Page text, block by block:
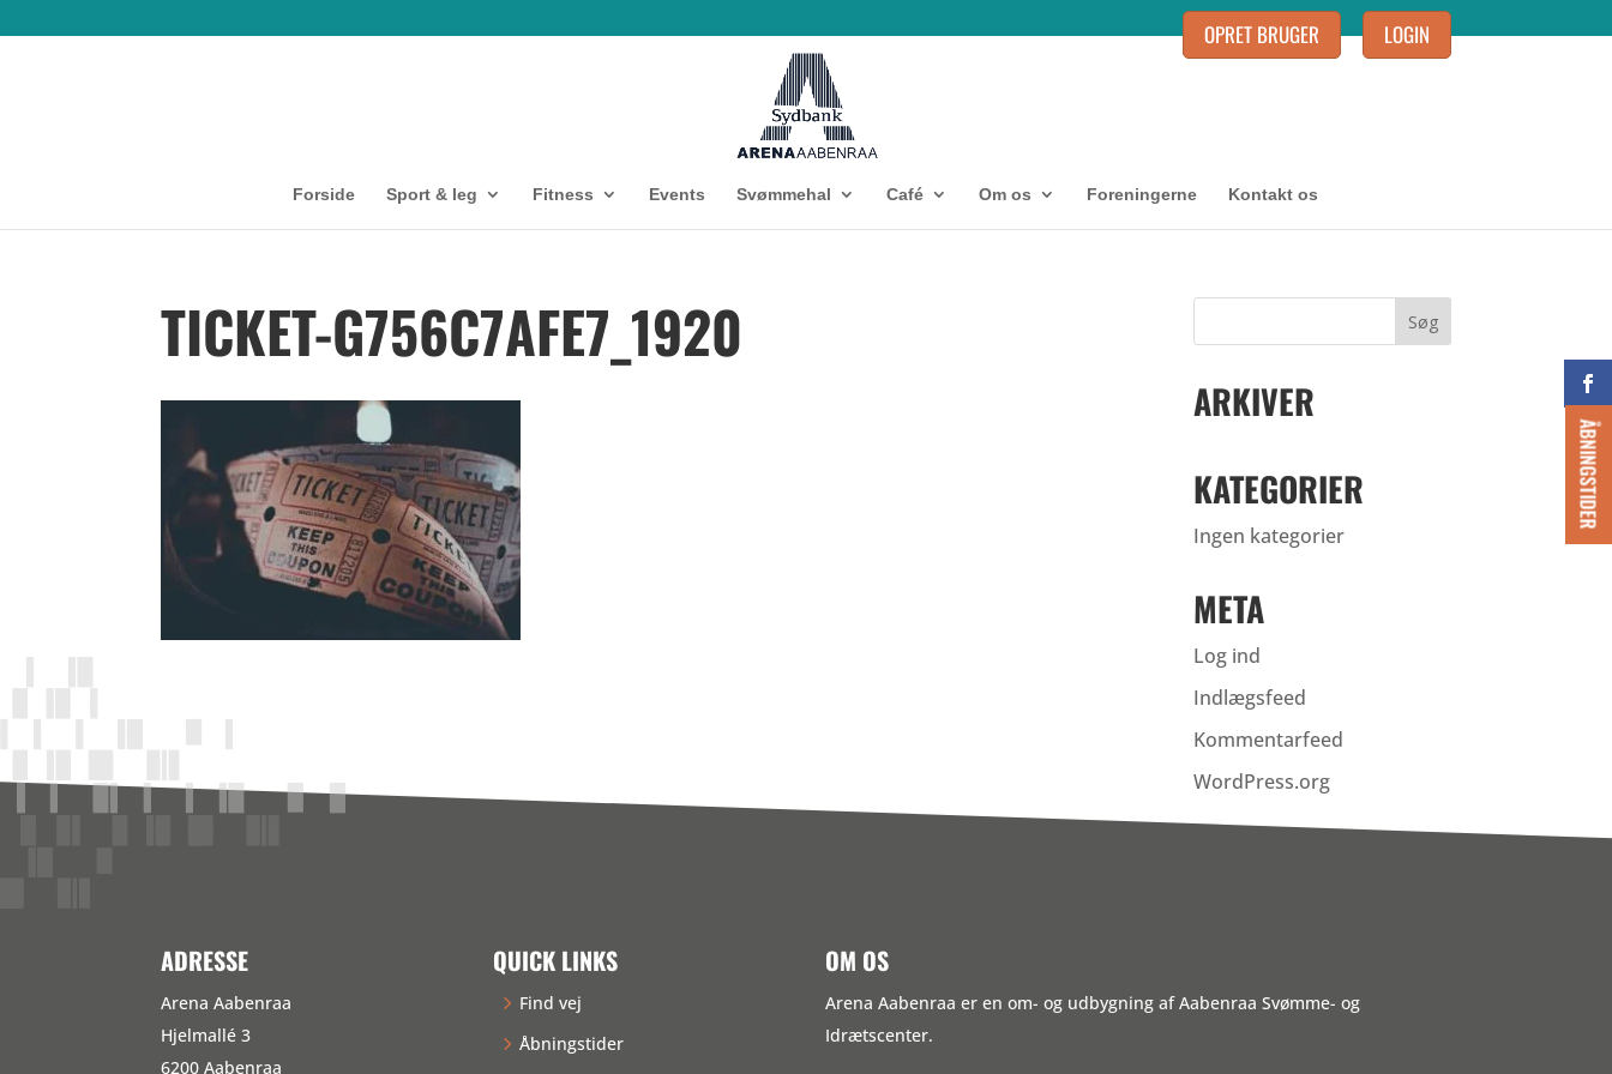
ÅBNINGSTIDER
OPRET BRUGER LOGIN
Forside Sport & leg Fitness Events Svømmehal Café Om os Foreningerne Kontakt os
TICKET-G756C7AFE7_1920
ARKIVER
KATEGORIER
Ingen kategorier
META
Log ind
Indlægsfeed
Kommentarfeed
WordPress.org
ADRESSE
Arena Aabenraa
Hjelmallé 3
6200 Aabenraa
QUICK LINKS
Find vej
Åbningstider
OM OS
Arena Aabenraa er en om- og udbygning af Aabenraa Svømme- og
Idrætscenter.